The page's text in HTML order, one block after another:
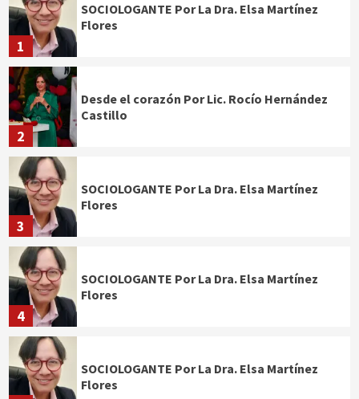
1
SOCIOLOGANTE Por La Dra. Elsa Martínez
Flores
2
Desde el corazón Por Lic. Rocío Hernández
Castillo
3
SOCIOLOGANTE Por La Dra. Elsa Martínez
Flores
4
SOCIOLOGANTE Por La Dra. Elsa Martínez
Flores
SOCIOLOGANTE Por La Dra. Elsa Martínez
Flores